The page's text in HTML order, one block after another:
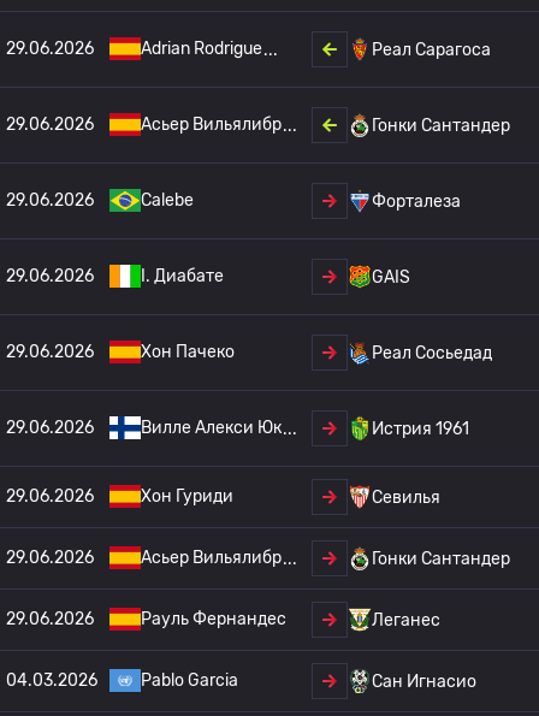
29.06.2026 Adrian Rodrigue Реал Сарагоса
29.06.2026 Асьер Вильялибр Гонки Сантандер
29.06.2026 Calebe Форталеза
29.06.2026 I. Диабате GAIS
29.06.2026 Хон Пачеко Реал Сосьедад
29.06.2026 Вилле Алекси Юк Истрия 1961
29.06.2026 Хон Гуриди Севилья
29.06.2026 Асьер Вильялибр Гонки Сантандер
29.06.2026 Рауль Фернандес Леганес
04.03.2026 Pablo Garcia Сан Игнасио